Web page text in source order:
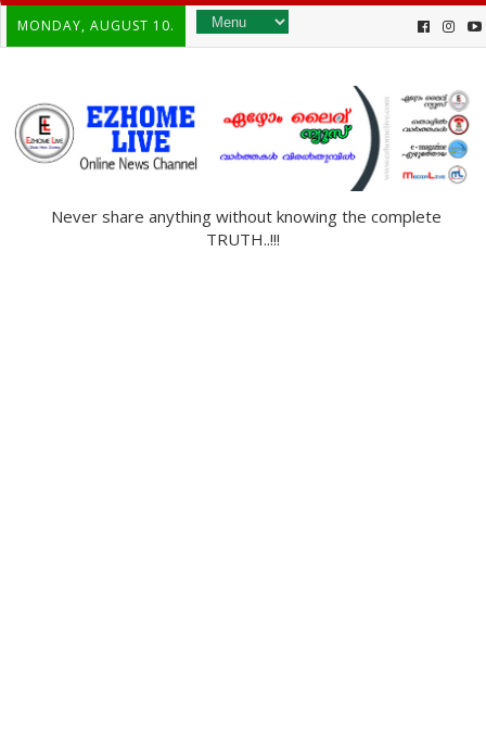
MONDAY, AUGUST 10.
Never share anything without knowing the complete
TRUTH..!!!